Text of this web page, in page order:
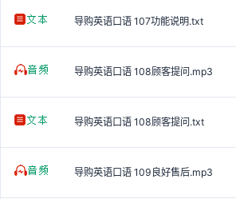
导购英语口语 107功能说明.txt
导购英语口语 108顾客提问.mp3
导购英语口语 108顾客提问.txt
导购英语口语 109良好售后.mp3